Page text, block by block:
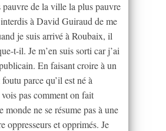
de la ville la plus pauvre
à David Guiraud de me
je suis arrivé à Roubaix, il
t-il. Je m’en suis sorti car j’ai
En faisant croire à un
parce qu’il est né à
pas comment on fait
monde ne se résume pas à une
oppresseurs et opprimés. Je